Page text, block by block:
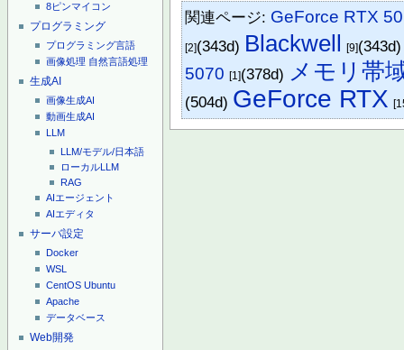
8ピンマイコン
プログラミング
プログラミング言語
画像処理 自然言語処理
生成AI
画像生成AI
動画生成AI
LLM
LLM/モデル/日本語
ローカルLLM
RAG
AIエージェント
AIエディタ
サーバ設定
Docker
WSL
CentOS Ubuntu
Apache
データベース
Web開発
関連ページ: GeForce RTX
[2](343d) Blackwell [9]
5070 [1](378d) メモリ帯
(504d) GeForce RTX